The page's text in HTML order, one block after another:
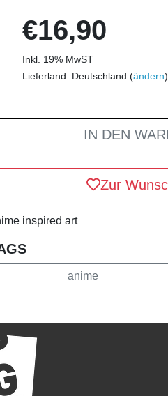
€16,90
Inkl. 19% MwST
Lieferland: Deutschland (ändern)
IN DEN
Zur
inspired art
anime